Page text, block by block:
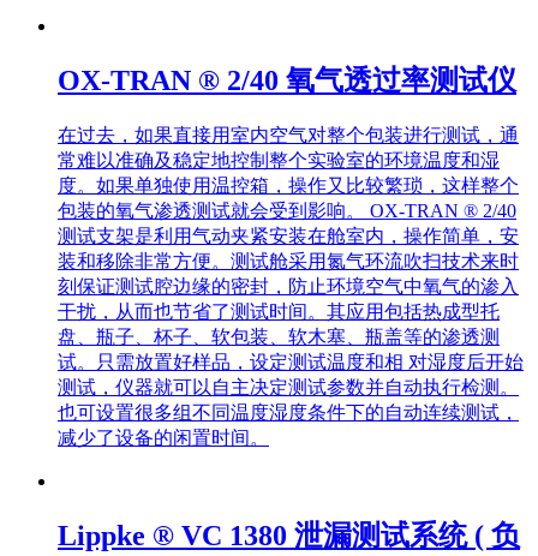
OX-TRAN ® 2/40 氧气透过率测试仪
在过去，如果直接用室内空气对整个包装进行测试，通
常难以准确及稳定地控制整个实验室的环境温度和湿
度。如果单独使用温控箱，操作又比较繁琐，这样整个
包装的氧气渗透测试就会受到影响。 OX-TRAN ® 2/40
测试支架是利用气动夹紧安装在舱室内，操作简单，安
装和移除非常方便。测试舱采用氮气环流吹扫技术来时
刻保证测试腔边缘的密封，防止环境空气中氧气的渗入
干扰，从而也节省了测试时间。其应用包括热成型托
盘、瓶子、杯子、软包装、软木塞、瓶盖等的渗透测
试。只需放置好样品，设定测试温度和相 对湿度后开始
测试，仪器就可以自主决定测试参数并自动执行检测。
也可设置很多组不同温度湿度条件下的自动连续测试，
减少了设备的闲置时间。
Lippke ® VC 1380 泄漏测试系统 ( 负